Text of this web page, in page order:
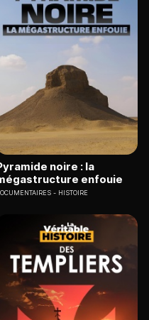
noire : la
enfouie
HISTOIRE